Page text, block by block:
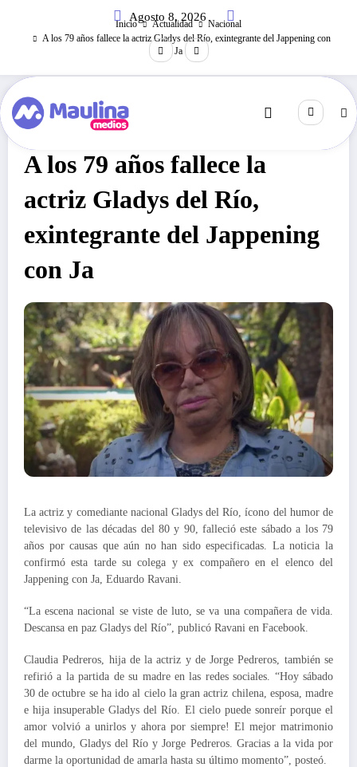
contenido
Agosto 8, 2026
Inicio Actualidad
Nacional
A los 79 años fallece la actriz Gladys del Río, exintegrante del Jappening con
Ja
Nacional Octubre 30, 2021
A los 79 años fallece la
actriz Gladys del Río,
exintegrante del Jappening
con Ja
La actriz y comediante nacional Gladys del Río, ícono del humor de
televisivo de las décadas del 80 y 90, falleció este sábado a los 79
años por causas que aún no han sido especificadas. La noticia la
confirmó esta tarde su colega y ex compañero en el elenco del
Jappening con Ja, Eduardo Ravani.
“La escena nacional se viste de luto, se va una compañera de vida.
Descansa en paz Gladys del Río”, publicó Ravani en Facebook.
Claudia Pedreros, hija de la actriz y de Jorge Pedreros, también se
refirió a la partida de su madre en las redes sociales. “Hoy sábado
30 de octubre se ha ido al cielo la gran actriz chilena, esposa, madre
e hija insuperable Gladys del Río. El cielo puede sonreír porque el
amor volvió a unirlos y ahora por siempre! El mejor matrimonio
del mundo, Gladys del Río y Jorge Pedreros. Gracias a la vida por
darme la oportunidad de amarla hasta su último momento”, posteó.